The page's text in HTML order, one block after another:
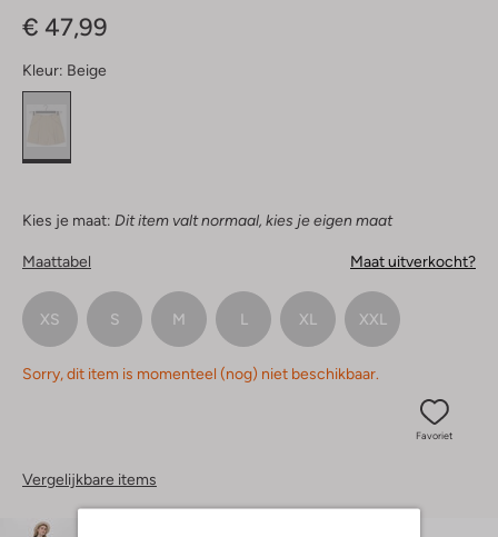
€ 47,99
Kleur: Beige
Kies je maat: Dit item valt normaal, kies je eigen maat
Maattabel Maat uitverkocht?
XS S M L XL XXL
Sorry, dit item is momenteel (nog) niet beschikbaar.
Favoriet
Vergelijkbare items